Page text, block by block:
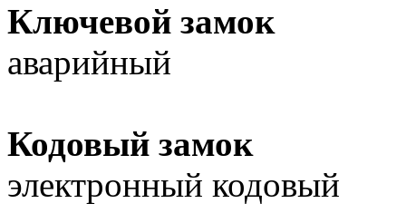
Ключевой замок
аварийный
Кодовый замок
электронный кодовый